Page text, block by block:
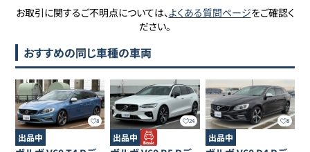
お取引に関するご不明点については、よくある質問ページをご確認く
ださい。
おすすめの同じ車種の車両
8
出品中
24
出品中
8
出品中